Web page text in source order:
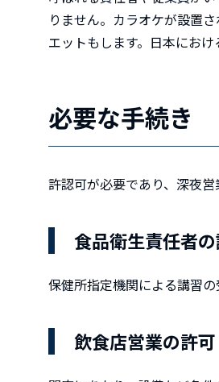
りません。カラオケが設置
エットもします。日本にお
必要な手続き
許認可が必要であり、深夜
食品衛生責任者
保健所指定機関による講習
飲食店営業の許